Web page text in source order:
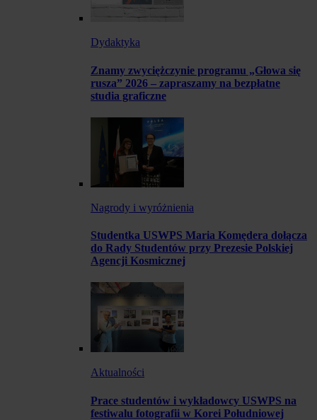
Dydaktyka
Znamy zwyciężczynie programu „Głowa się
rusza” 2026 – zapraszamy na bezpłatne
studia graficzne
Nagrody i wyróżnienia
Studentka USWPS Maria Komędera dołącza
do Rady Studentów przy Prezesie Polskiej
Agencji Kosmicznej
Aktualności
Prace studentów i wykładowcy USWPS na
festiwalu fotografii w Korei Południowej